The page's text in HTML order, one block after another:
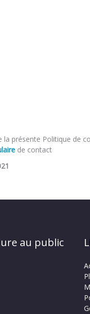
présente Politique
de contact
au public